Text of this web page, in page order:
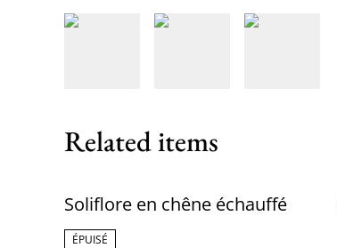
Related items
Soliflore en chêne échauffé
ÉPUISÉ